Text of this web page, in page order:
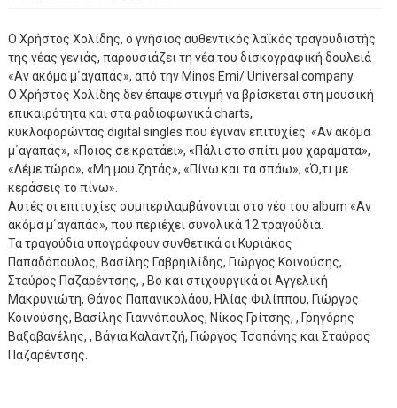
Ο Χρήστος Χολίδης, ο γνήσιος αυθεντικός λαϊκός τραγουδιστής
της νέας γενιάς, παρουσιάζει τη νέα του δισκογραφική δουλειά
«Αν ακόμα μ΄αγαπάς», από την Minos Emi/ Universal company.
O Χρήστος Χολίδης δεν έπαψε στιγμή να βρίσκεται στη μουσική
επικαιρότητα και στα ραδιοφωνικά charts,
κυκλοφορώντας digital singles που έγιναν επιτυχίες: «Αν ακόμα
μ΄αγαπάς», «Ποιος σε κρατάει», «Πάλι στο σπίτι μου χαράματα»,
«Λέμε τώρα», «Μη μου ζητάς», «Πίνω και τα σπάω», «Ό,τι με
κεράσεις το πίνω».
Αυτές οι επιτυχίες συμπεριλαμβάνονται στο νέο του album «Αν
ακόμα μ΄αγαπάς», που περιέχει συνολικά 12 τραγούδια.
Τα τραγούδια υπογράφουν συνθετικά οι Κυριάκος
Παπαδόπουλος, Βασίλης Γαβρηιλίδης, Γιώργος Κοινούσης,
Σταύρος Παζαρέντσης, , Βο και στιχουργικά οι Αγγελική
Μακρυνιώτη, Θάνος Παπανικολάου, Ηλίας Φιλίππου, Γιώργος
Κοινούσης, Βασίλης Γιαννόπουλος, Νίκος Γρίτσης, , Γρηγόρης
Βαξαβανέλης, , Βάγια Καλαντζή, Γιώργος Τσοπάνης και Σταύρος
Παζαρέντσης.